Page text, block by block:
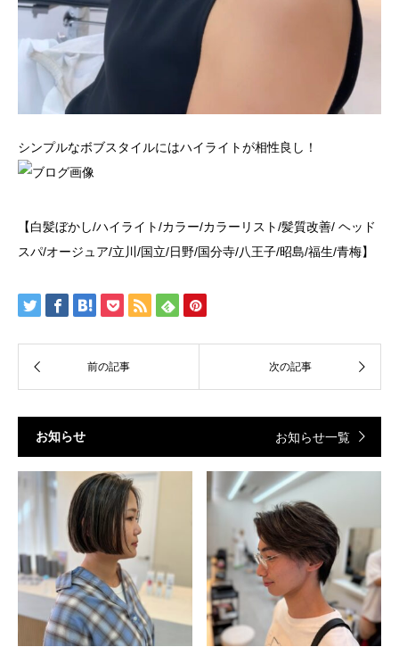
シンプルなボブスタイルにはハイライトが相性良し！
【白髪ぼかし/ハイライト/カラー/カラーリスト/髪質改善/ ヘッド
スパ/オージュア/立川/国立/日野/国分寺/八王子/昭島/福生/青梅】
お知らせ お知らせ一覧